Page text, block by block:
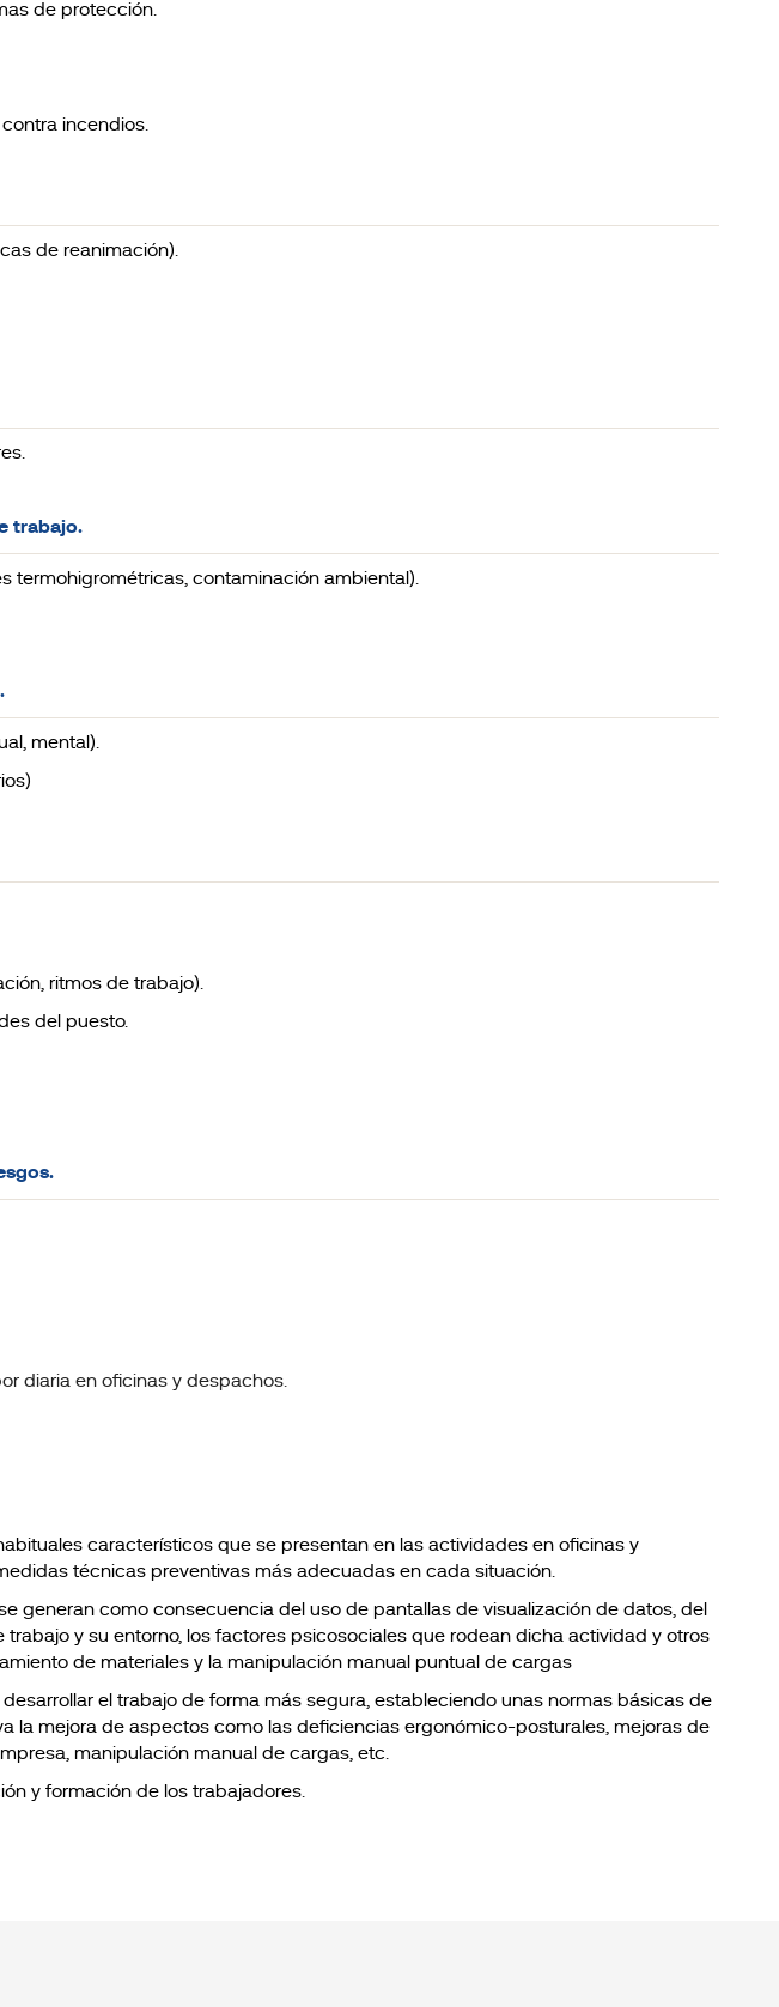
de protección.
incendios.
de reanimación).
trabajo.
termohigrométricas, contaminación ambiental).
mental).
ritmos de trabajo).
del puesto.
diaria en oficinas y despachos.
característicos que se presentan en las actividades en oficinas y
técnicas preventivas más adecuadas en cada situación.
generan como consecuencia del uso de pantallas de visualización de datos, del
y su entorno, los factores psicosociales que rodean dicha actividad y otros
de materiales y la manipulación manual puntual de cargas
el trabajo de forma más segura, estableciendo unas normas básicas de
la mejora de aspectos como las deficiencias ergonómico-posturales, mejoras de
manipulación manual de cargas, etc.
y formación de los trabajadores.